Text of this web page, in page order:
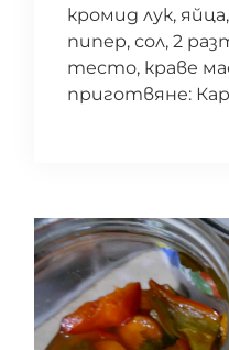
кромид лук,
пипер, сол, 2
тесто, краве
приготвяне: